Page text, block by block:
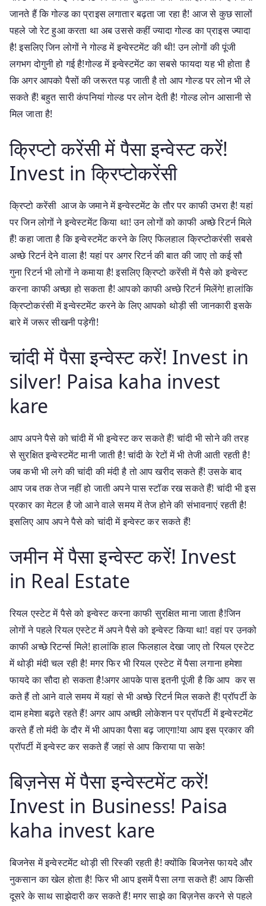
जानते हैं कि गोल्ड का प्राइस लगातार बढ़ता जा रहा है! आज से कुछ सालों
पहले जो रेट हुआ करता था अब उससे कहीं ज्यादा गोल्ड का प्राइस ज्यादा
है! इसलिए जिन लोगों ने गोल्ड में इन्वेस्टमेंट की थी! उन लोगों की पूंजी
लगभग दोगुनी हो गई है!गोल्ड में इन्वेस्टमेंट का सबसे फायदा यह भी होता है
कि अगर आपको पैसों की जरूरत पड़ जाती है तो आप गोल्ड पर लोन भी ले
सकते हैं! बहुत सारी कंपनियां गोल्ड पर लोन देती है! गोल्ड लोन आसानी से
मिल जाता है!
क्रिप्टो करेंसी में पैसा इन्वेस्ट करें!
Invest in क्रिप्टोकरेंसी
क्रिप्टो करेंसी आज के जमाने में इन्वेस्टमेंट के तौर पर काफी उभरा है! यहां
पर जिन लोगों ने इन्वेस्टमेंट किया था! उन लोगों को काफी अच्छे रिटर्न मिले
हैं! कहा जाता है कि इन्वेस्टमेंट करने के लिए फिलहाल क्रिप्टोकरंसी सबसे
अच्छे रिटर्न देने वाला है! यहां पर अगर रिटर्न की बात की जाए तो कई सौ
गुना रिटर्न भी लोगों ने कमाया है! इसलिए क्रिप्टो करेंसी में पैसे को इन्वेस्ट
करना काफी अच्छा हो सकता है! आपको काफी अच्छे रिटर्न मिलेंगे! हालांकि
क्रिप्टोकरंसी में इन्वेस्टमेंट करने के लिए आपको थोड़ी सी जानकारी इसके
बारे में जरूर सीखनी पड़ेगी!
चांदी में पैसा इन्वेस्ट करें! Invest in
silver! Paisa kaha invest
kare
आप अपने पैसे को चांदी में भी इन्वेस्ट कर सकते हैं! चांदी भी सोने की तरह
से सुरक्षित इन्वेस्टमेंट मानी जाती है! चांदी के रेटों में भी तेजी आती रहती है!
जब कभी भी लगे की चांदी की मंदी है तो आप खरीद सकते हैं! उसके बाद
आप जब तक तेज नहीं हो जाती अपने पास स्टॉक रख सकते हैं! चांदी भी इस
प्रकार का मेटल है जो आने वाले समय में तेज होने की संभावनाएं रहती है!
इसलिए आप अपने पैसे को चांदी में इन्वेस्ट कर सकते हैं!
जमीन में पैसा इन्वेस्ट करें! Invest
in Real Estate
रियल एस्टेट में पैसे को इन्वेस्ट करना काफी सुरक्षित माना जाता है!जिन
लोगों ने पहले रियल एस्टेट में अपने पैसे को इन्वेस्ट किया था! वहां पर उनको
काफी अच्छे रिटर्न्स मिले! हालांकि हाल फिलहाल देखा जाए तो रियल एस्टेट
में थोड़ी मंदी चल रही है! मगर फिर भी रियल एस्टेट में पैसा लगाना हमेशा
फायदे का सौदा हो सकता है!अगर आपके पास इतनी पूंजी है कि आप कर स
कते हैं तो आने वाले समय में यहां से भी अच्छे रिटर्न मिल सकते हैं! प्रॉपर्टी के
दाम हमेशा बढ़ते रहते हैं! अगर आप अच्छी लोकेशन पर प्रॉपर्टी में इन्वेस्टमेंट
करते हैं तो मंदी के दौर में भी आपका पैसा बढ़ जाएगा!या आप इस प्रकार की
प्रॉपर्टी में इन्वेस्ट कर सकते हैं जहां से आप किराया पा सके!
बिज़नेस में पैसा इन्वेस्टमेंट करें!
Invest in Business! Paisa
kaha invest kare
बिजनेस में इन्वेस्टमेंट थोड़ी सी रिस्की रहती है! क्योंकि बिजनेस फायदे और
नुकसान का खेल होता है! फिर भी आप इसमें पैसा लगा सकते हैं! आप किसी
दूसरे के साथ साझेदारी कर सकते हैं! मगर साझे का बिज़नेस करने से पहले